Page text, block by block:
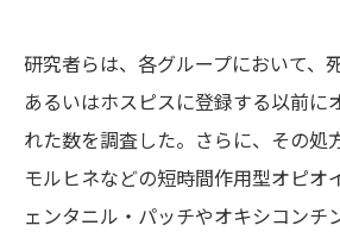
研究者らは、各グループにおいて、
あるいはホスピスに登録する以前に
れた数を調査した。さらに、その処
モルヒネなどの短時間作用型オピオ
ェンタニル・パッチやオキシコンチ